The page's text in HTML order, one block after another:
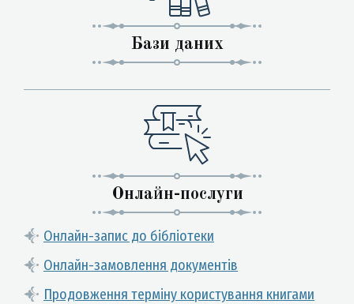
Бази даних
Онлайн-послуги
Онлайн-запис до бібліотеки
Онлайн-замовлення документів
Продовження терміну користування книгами